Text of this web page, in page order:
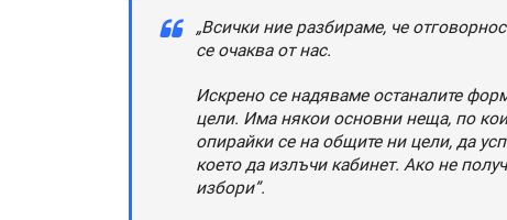
„Всички ние разбираме, че
се очаква от нас.
Искрено се надяваме останалите
цели. Има някои основни неща, по
опирайки се на общите ни цели, да
което да излъчи кабинет. Ако не
избори”.